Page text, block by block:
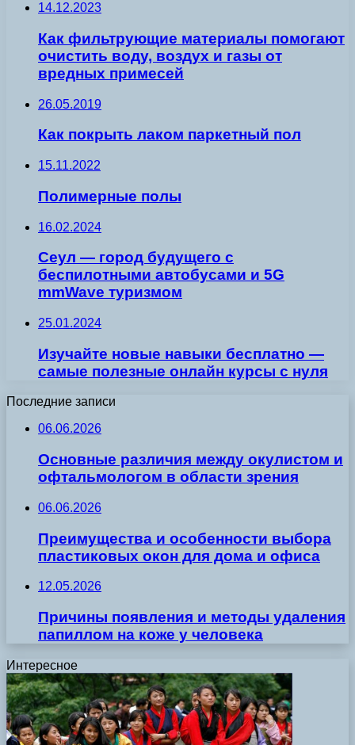
14.12.2023
Как фильтрующие материалы помогают
очистить воду, воздух и газы от
вредных примесей
26.05.2019
Как покрыть лаком паркетный пол
15.11.2022
Полимерные полы
16.02.2024
Сеул — город будущего с
беспилотными автобусами и 5G
mmWave туризмом
25.01.2024
Изучайте новые навыки бесплатно —
самые полезные онлайн курсы с нуля
Последние записи
06.06.2026
Основные различия между окулистом и
офтальмологом в области зрения
06.06.2026
Преимущества и особенности выбора
пластиковых окон для дома и офиса
12.05.2026
Причины появления и методы удаления
папиллом на коже у человека
Интересное